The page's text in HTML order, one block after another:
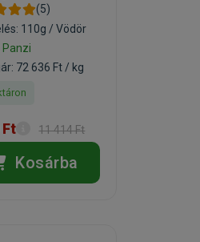
(5)
110g / Vödör
Panzi
72 636 Ft / kg
Ft 11 414 Ft
Kosárba